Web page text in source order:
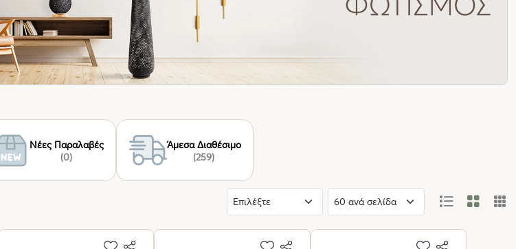
Νέες Παραλαβές
(0)
Άμεσα Διαθέσιμο
(259)